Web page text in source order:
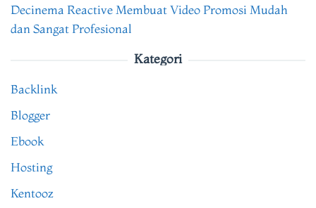
Decinema Reactive Membuat Video Promosi Mudah
dan Sangat Profesional
Kategori
Backlink
Blogger
Ebook
Hosting
Kentooz